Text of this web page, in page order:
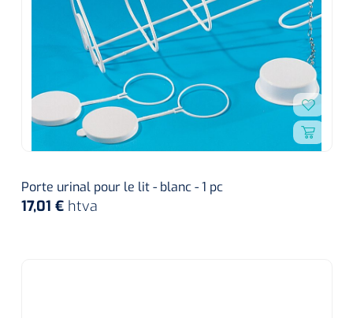
Porte urinal pour le lit - blanc - 1 pc
17,01 € htva